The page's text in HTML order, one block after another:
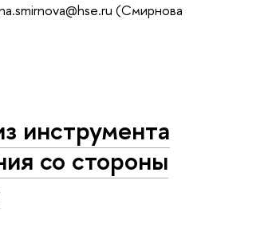
(Смирнова
инструмента
со стороны